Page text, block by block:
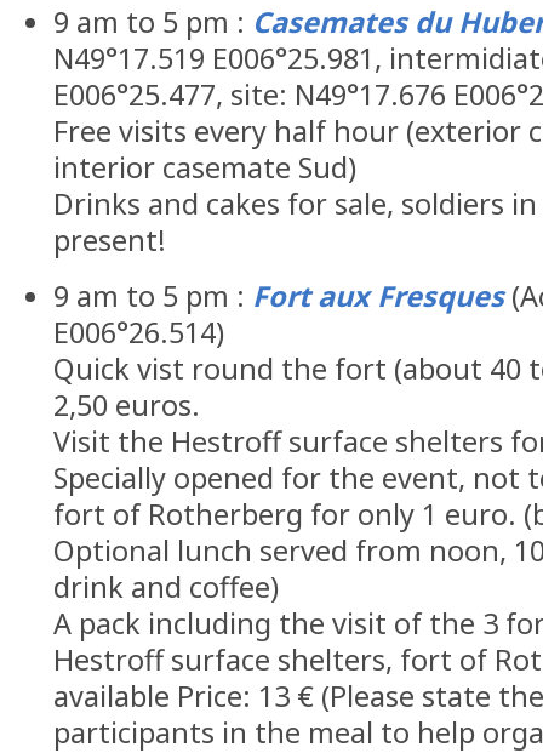
9 am to 5 pm : Casemates du
N49°17.519 E006°25.981,
E006°25.477, site: N49°17.676
Free visits every half hour (exterior
interior casemate Sud)
Drinks and cakes for sale, soldiers
present!
9 am to 5 pm : Fort aux Fresques
E006°26.514)
Quick vist round the fort (about 40
2,50 euros.
Visit the Hestroff surface shelters
Specially opened for the event, not
fort of Rotherberg for only 1 euro.
Optional lunch served from noon,
drink and coffee)
A pack including the visit of the 3
Hestroff surface shelters, fort of
available Price: 13 € (Please state
participants in the meal to help